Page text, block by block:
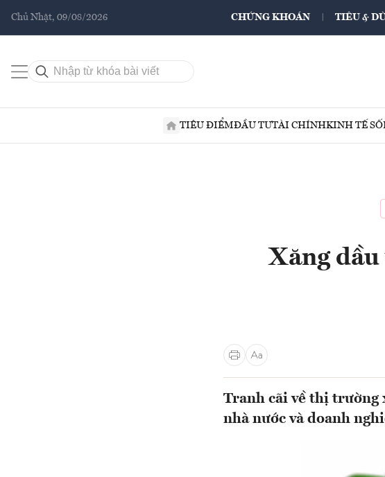
Chủ Nhật, 09/08/2026 CHỨNG KHOÁN TIÊU &
TIÊU ĐIỂMĐẦU TƯTÀI CHÍNHKINH TẾ SỐ
Xăng
Tranh cãi về thị trường
nhà nước và doanh